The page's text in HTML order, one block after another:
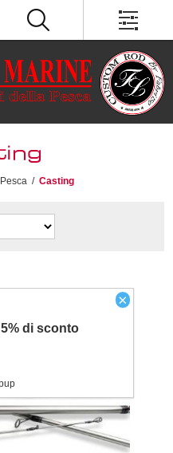
/ Casting
×
5% di sconto